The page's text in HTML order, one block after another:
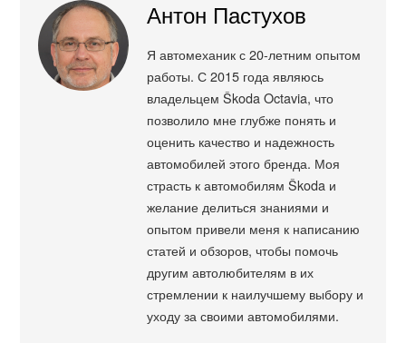
Антон Пастухов
Я автомеханик с 20-летним опытом
работы. С 2015 года являюсь
владельцем Škoda Octavia, что
позволило мне глубже понять и
оценить качество и надежность
автомобилей этого бренда. Моя
страсть к автомобилям Škoda и
желание делиться знаниями и
опытом привели меня к написанию
статей и обзоров, чтобы помочь
другим автолюбителям в их
стремлении к наилучшему выбору и
уходу за своими автомобилями.